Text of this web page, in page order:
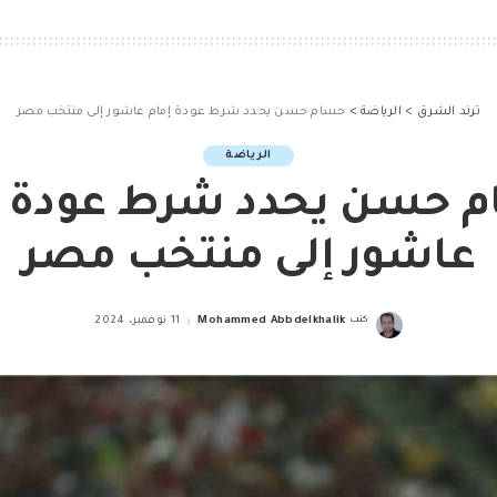
ترند الشرق > الرياضة> حسام حسن يحدد شرط عودة إمام عاشور إلى منتخب مصر
الرياضة
حسن يحدد شرط عودة
عاشور إلى منتخب مصر
Posted
كتب Mohammed Abbdelkhalik 11 نوفمبر، 2024